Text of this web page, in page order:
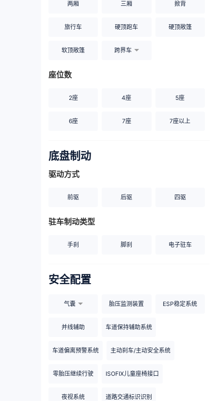
两厢 三厢 掀背
旅行车 硬顶跑车 硬顶敞篷
软顶敞篷 跨界车
座位数
2座 4座 5座
6座 7座 7座以上
底盘制动
驱动方式
前驱 后驱 四驱
驻车制动类型
手刹 脚刹 电子驻车
安全配置
气囊 胎压监测装置 ESP稳定系统
并线辅助 车道保持辅助系统
车道偏离预警系统 主动刹车/主动安全系统
零胎压继续行驶 ISOFIX儿童座椅接口
夜视系统 道路交通标识识别